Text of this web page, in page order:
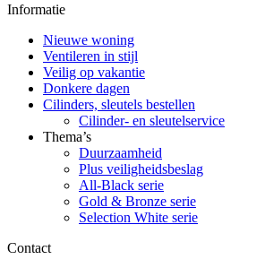
Informatie
Nieuwe woning
Ventileren in stijl
Veilig op vakantie
Donkere dagen
Cilinders, sleutels bestellen
Cilinder- en sleutelservice
Thema’s
Duurzaamheid
Plus veiligheidsbeslag
All-Black serie
Gold & Bronze serie
Selection White serie
Contact